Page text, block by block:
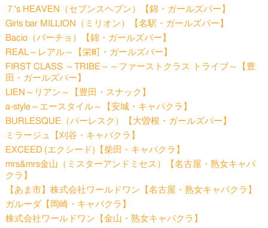
７'s HEAVEN（セブンスヘブン）【錦・ガールズバー】
Girls bar MILLION（ミリオン）【名駅・ガールズバー】
Bacio（バーチョ）【錦・ガールズバー】
REAL～レアル～【栄町・ガールズバー】
FIRST CLASS ～TRIBE～～ファーストクラス トライブ～【豊
田・ガールズバー】
LIEN～リアン～【豊田・スナック】
a-style～エースタイル～【安城・キャバクラ】
BURLESQUE（バーレスク）【大曽根・ガールズバー】
ミラージュ【刈谷・キャバクラ】
EXCEED (エクシード)【柴田・キャバクラ】
mrs&mrs金山（ミスターアンドミセス）【名古屋・熟女キャバ
クラ】
【あま市】株式会社ワールドワン【名古屋・熟女キャバクラ】
ガルーダ【岡崎・キャバクラ】
株式会社ワールドワン【金山・熟女キャバクラ】